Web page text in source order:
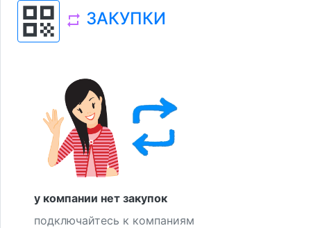
qr_code repeat ЗАКУПКИ
у компании нет закупок
подключайтесь к компаниям